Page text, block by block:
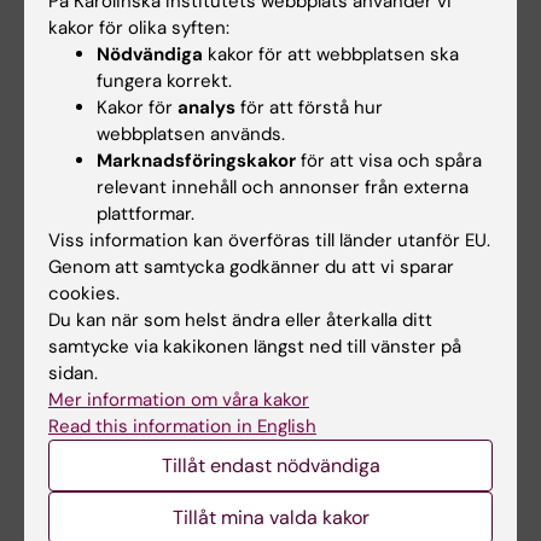
Oliveri P; Zhang YE; Martindale MQ; Liu J
2018;4:41
DNA methylation reprogramming of functional
elements during mammalian embryonic
development
Li C; Fan Y; Li G; Xu X; Duan J; Li R; Kang X; Ma
X; Chen X; Ke Y; Yan J; Lian Y; Liu P; Zhao Y;
Zhao H; Chen Y; Yu Y; Liu J
Alla författare
JOURNAL ARTICLE:JOURNAL OF GENETICS
AND GENOMICS.2017;44(10):475-481
Genome wide abnormal DNA methylome of
human blastocyst in assisted reproductive
technology
Li G; Yu Y; Fan Y; Li C; Xu X; Duan J; Li R; Kang X;
Ma X; Chen X; Ke Y; Yan J; Lian Y; Liu P; Zhao Y;
Zhao H; Chen Y; Sun X; Liu J; Qiao J; Liu J
Alla övriga publikationer
kakor för olika syften:
Nödvändiga kakor för att webbplatsen ska
fungera korrekt.
Kakor för analys för att förstå hur
webbplatsen används.
Marknadsföringskakor för att visa och spåra
relevant innehåll och annonser från externa
plattformar.
Viss information kan överföras till länder utanför EU.
Genom att samtycka godkänner du att vi sparar
cookies.
Du kan när som helst ändra eller återkalla ditt
samtycke via kakikonen längst ned till vänster på
sidan.
Mer information om våra kakor
Read this information in English
Tillåt endast nödvändiga
Tillåt mina valda kakor